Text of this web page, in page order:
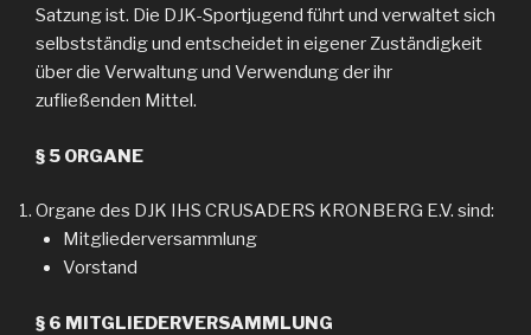
Satzung ist. Die DJK-Sportjugend führt und verwaltet sich
selbstständig und entscheidet in eigener Zuständigkeit
über die Verwaltung und Verwendung der ihr
zufließenden Mittel.
§ 5 ORGANE
Organe des DJK IHS CRUSADERS KRONBERG E.V. sind:
Mitgliederversammlung
Vorstand
§ 6 MITGLIEDERVERSAMMLUNG